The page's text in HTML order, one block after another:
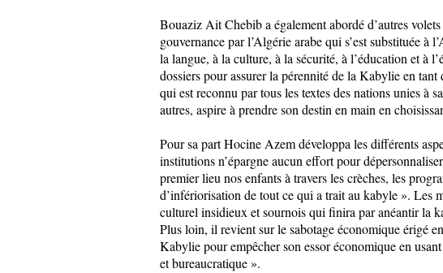
Bouaziz Ait Chebib a également abordé d’autres
gouvernance par l’Algérie arabe qui s’est substituée
la langue, à la culture, à la sécurité, à l’éducation et à
dossiers pour assurer la pérennité de la Kabylie en
qui est reconnu par tous les textes des nations unies à
autres, aspire à prendre son destin en main en
Pour sa part Hocine Azem développa les différents
institutions n’épargne aucun effort pour
premier lieu nos enfants à travers les crèches, les
d’infériorisation de tout ce qui a trait au kabyle ». Les
culturel insidieux et sournois qui finira par anéantir la
Plus loin, il revient sur le sabotage économique érigé
Kabylie pour empêcher son essor économique en
et bureaucratique ».